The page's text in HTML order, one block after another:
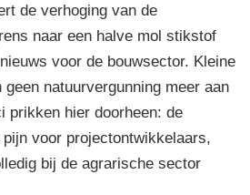
de verhoging van de
naar een halve mol stikstof
voor de bouwsector. Kleine
geen natuurvergunning meer aan
prikken hier doorheen: de
voor projectontwikkelaars,
bij de agrarische sector